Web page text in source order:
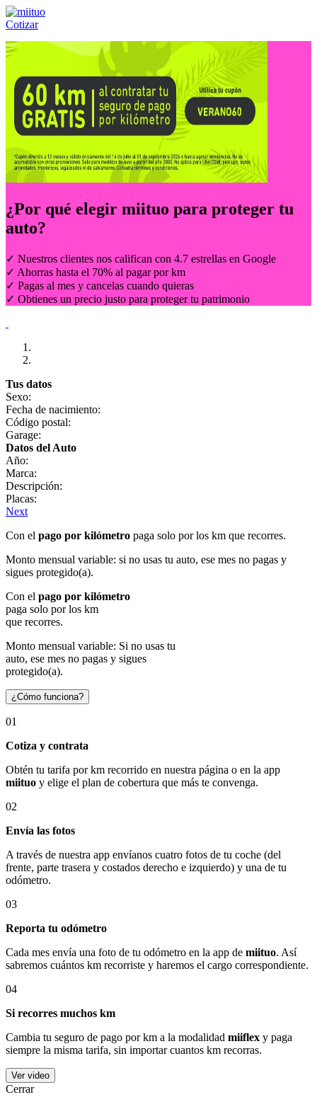
Cotizar
Llámanos al:(55) 84-21-05-00 ó
¿Por qué elegir miituo para proteger tu
auto?
✓ Nuestros clientes nos califican con 4.7 estrellas en Google
✓ Ahorras hasta el 70% al pagar por km
✓ Pagas al mes y cancelas cuando quieras
✓ Obtienes un precio justo para proteger tu patrimonio
Tus datos
Sexo:
Fecha de nacimiento:
Código postal:
Garage:
Datos del Auto
Año:
Marca:
Descripción:
Placas:
Next
Con el pago por kilómetro paga solo por los km que recorres.
Monto mensual variable: si no usas tu auto, ese mes no pagas y
sigues protegido(a).
Con el pago por kilómetro
paga solo por los km
que recorres.
Monto mensual variable: Si no usas tu
auto, ese mes no pagas y sigues
protegido(a).
¿Cómo funciona?
01
Cotiza y contrata
Obtén tu tarifa por km recorrido en nuestra página o en la app
miituo y elige el plan de cobertura que más te convenga.
02
Envía las fotos
A través de nuestra app envíanos cuatro fotos de tu coche (del
frente, parte trasera y costados derecho e izquierdo) y una de tu
odómetro.
03
Reporta tu odómetro
Cada mes envía una foto de tu odómetro en la app de miituo. Así
sabremos cuántos km recorriste y haremos el cargo correspondiente.
04
Si recorres muchos km
Cambia tu seguro de pago por km a la modalidad miiflex y paga
siempre la misma tarifa, sin importar cuantos km recorras.
Ver video
Cerrar